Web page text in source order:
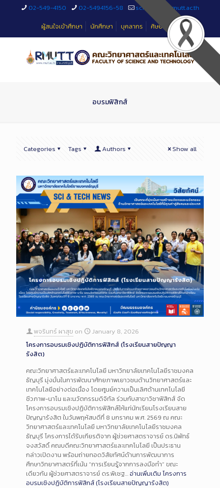
02-549-4150 02-5494156-58
sciteched@rmutt.ac.th
ผู้สนใจเข้าศึกษา
นักศึกษา บุคลากร ศิษย์เก่า
อบรมฟิสิกส์
Categories Tags Authors Show all
พจรินทร์ ผาสุข on
January 8, 2026
โครงการอบรมเชิงปฏิบัติการฟิสิกส์ (โรงเรียนสายปัญญา
รังสิต)
คณะวิทยาศาสตร์และเทคโนโลยี มหาวิทยาลัยเทคโนโลยีราชมงคล
ธัญบุรี มุ่งมั่นในการพัฒนาศักยภาพเยาวชนด้านวิทยาศาสตร์และ
เทคโนโลยีอย่างต่อเนื่อง โดยศูนย์ความเป็นเลิศด้านเทคโนโลยี
ชีวภาพ-นาโน และนวัตกรรมดิจิทัล ร่วมกับสาขาวิชาฟิสิกส์ จัด
โครงการอบรมเชิงปฏิบัติการฟิสิกส์ให้แก่นักเรียนโรงเรียนสาย
ปัญญารังสิต ในวันพฤหัสบดีที่ 8 มกราคม พ.ศ. 2569 ณ คณะ
วิทยาศาสตร์และเทคโนโลยี มหาวิทยาลัยเทคโนโลยีราชมงคล
ธัญบุรี โครงการได้รับเกียรติจาก ผู้ช่วยศาสตราจารย์ ดร.นิพัทธ์
จงสวัสดิ์ คณบดีคณะวิทยาศาสตร์และเทคโนโลยี เป็นประธาน
กล่าวเปิดงาน พร้อมถ่ายทอดวิสัยทัศน์ด้านการพัฒนาการ
ศึกษาวิทยาศาสตร์ที่เน้น “การเรียนรู้จากการลงมือทำ” ขณะ
เดียวกัน ผู้ช่วยศาสตราจารย์ ดร.พิเชฐ…อ่านเพิ่มเติม โครงการ
อบรมเชิงปฏิบัติการฟิสิกส์ (โรงเรียนสายปัญญารังสิต)